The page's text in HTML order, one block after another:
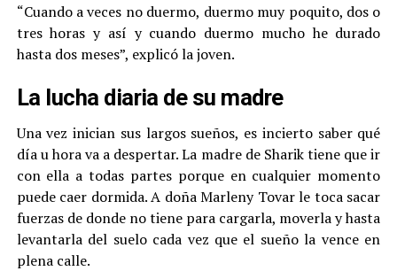
“Cuando a veces no duermo, duermo muy poquito, dos o
tres horas y así y cuando duermo mucho he durado
hasta dos meses”, explicó la joven.
La lucha diaria de su madre
Una vez inician sus largos sueños, es incierto saber qué
día u hora va a despertar. La madre de Sharik tiene que ir
con ella a todas partes porque en cualquier momento
puede caer dormida. A doña Marleny Tovar le toca sacar
fuerzas de donde no tiene para cargarla, moverla y hasta
levantarla del suelo cada vez que el sueño la vence en
plena calle.